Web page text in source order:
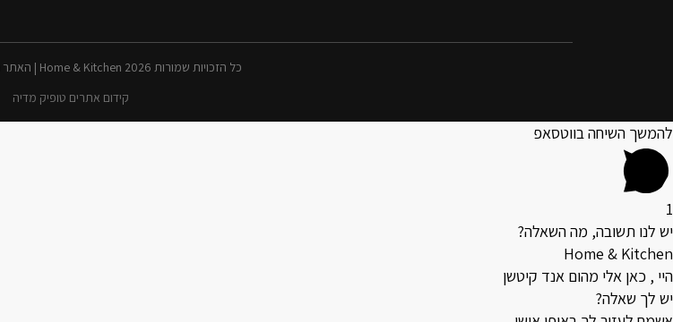
כל הזכויות שמורות 2026 Home & Kitchen | האתר נבנה ע״י לובה קוטליק
קידום אתרים טופיק מדיה
להמשך השיחה בווטסאפ
1
יש לנו תשובה, מה השאלה?
Home & Kitchen
היי , כאן אלי מהום אנד קיטשן
יש לך שאלה?